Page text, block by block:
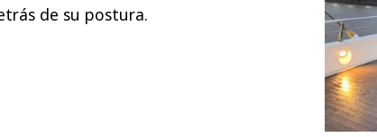
de su postura.